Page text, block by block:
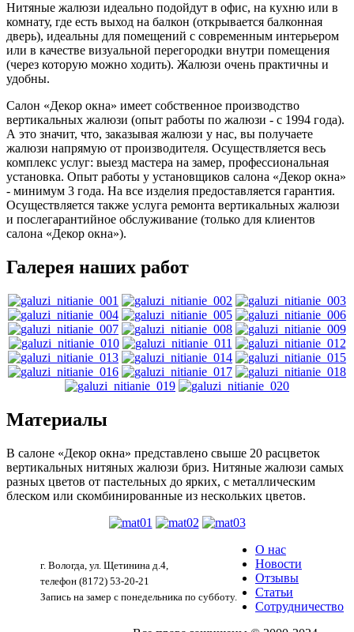
Нитяные жалюзи идеально подойдут в офис, на кухню или в
комнату, где есть выход на балкон (открывается балконная
дверь), идеальны для помещений с современным интерьером
или в качестве визуальной перегородки внутри помещения
(через которую можно ходить). Жалюзи очень практичны и
удобны.
Салон «Декор окна» имеет собственное производство
вертикальных жалюзи (опыт работы по жалюзи - с 1994 года).
А это значит, что, заказывая жалюзи у нас, вы получаете
жалюзи напрямую от производителя. Осуществляется весь
комплекс услуг: выезд мастера на замер, профессиональная
установка. Опыт работы у установщиков салона «Декор окна»
- минимум 3 года. На все изделия предоставляется гарантия.
Осуществляется также услуга ремонта вертикальных жалюзи
и послегарантийное обслуживание (только для клиентов
салона «Декор окна»).
Галерея наших работ
Материалы
В салоне «Декор окна» представлено свыше 20 расцветок
вертикальных нитяных жалюзи бриз. Нитяные жалюзи самых
разных цветов от пастельных до ярких, с металлическим
блеском или скомбинированные из нескольких цветов.
г. Вологда, ул. Щетинина д.4,
телефон (8172) 53-20-21
Запись на замер с понедельника по субботу.
О нас
Новости
Отзывы
Статьи
Сотрудничество